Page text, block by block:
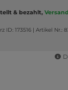
& bezahlt,
ID: 173516| Artikel Nr.: